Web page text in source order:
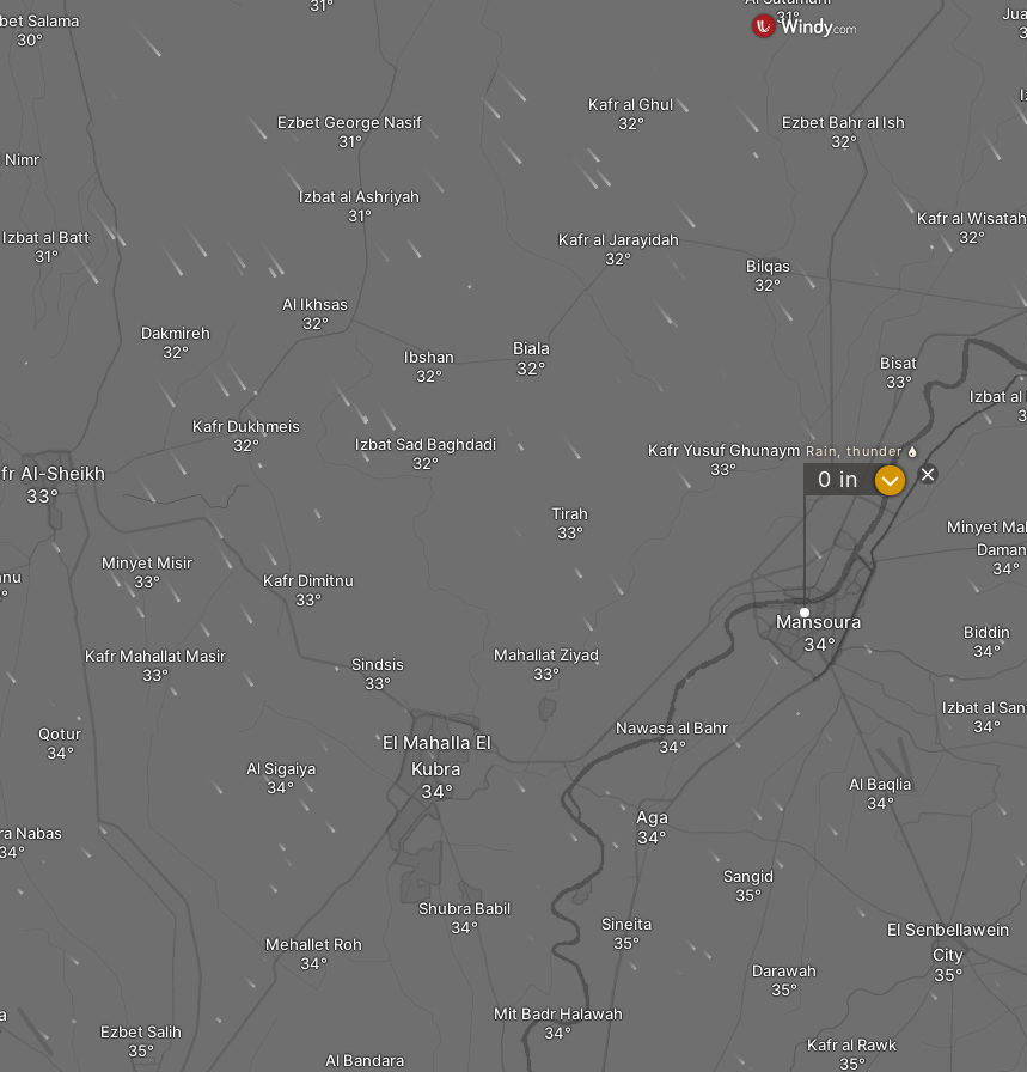
Sangid
Aga
Al Baqlia
Nawasa al Bahr
Mansoura
Kafr Yusuf Ghunaym
Bisat
El Mahalla El
Kubra
Sindsis Mahallat Ziyad
Biddin
Izbat al
Darawah
Kafr al Rawk
El Senbellawein
City
Izbat Sad Baghdadi
Ibshan Biala
Tirah
Izbat al
Minyet
Mit Badr Halawah
Shubra Babil
Al Bandara
Sineita
Bilqas
Ezbet Bahr al Ish
Qotur
Al Sigaiya
Kafr Mahallat Masir
Ezbet George Nasif
Izbat al Ashriyah
Kafr al Jarayidah
Kafr al Ghul
Kafr al Wisatah
Dakmireh
Kafr Dukhmeis
Kafr Dimitnu
Al Ikhsas
Al-Sheikh
Minyet Misir
Ezbet Salih
Mehallet Roh
Izbat al Batt
Nabas
Nimr
Salama
Rain, thunder
0 in ?